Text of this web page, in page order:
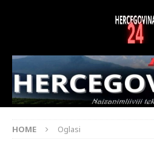
HOME Oglasi